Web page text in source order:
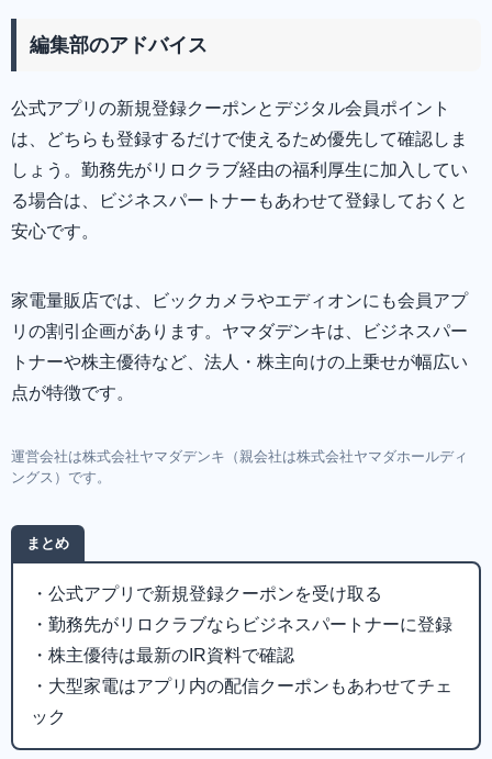
編集部のアドバイス
公式アプリの新規登録クーポンとデジタル会員ポイント
は、どちらも登録するだけで使えるため優先して確認しま
しょう。勤務先がリロクラブ経由の福利厚生に加入してい
る場合は、ビジネスパートナーもあわせて登録しておくと
安心です。
家電量販店では、ビックカメラやエディオンにも会員アプ
リの割引企画があります。ヤマダデンキは、ビジネスパー
トナーや株主優待など、法人・株主向けの上乗せが幅広い
点が特徴です。
運営会社は株式会社ヤマダデンキ（親会社は株式会社ヤマダホールディ
ングス）です。
まとめ
・公式アプリで新規登録クーポンを受け取る
・勤務先がリロクラブならビジネスパートナーに登録
・株主優待は最新のIR資料で確認
・大型家電はアプリ内の配信クーポンもあわせてチェ
ック